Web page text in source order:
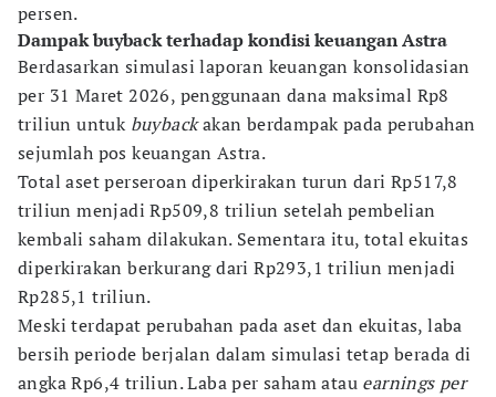
persen.
Dampak buyback terhadap kondisi keuangan Astra
Berdasarkan simulasi laporan keuangan konsolidasian
per 31 Maret 2026, penggunaan dana maksimal Rp8
triliun untuk buybackakan berdampak pada perubahan
sejumlah pos keuangan Astra.
Total aset perseroan diperkirakan turun dari Rp517,8
triliun menjadi Rp509,8 triliun setelah pembelian
kembali saham dilakukan. Sementara itu, total ekuitas
diperkirakan berkurang dari Rp293,1 triliun menjadi
Rp285,1 triliun.
Meski terdapat perubahan pada aset dan ekuitas, laba
bersih periode berjalan dalam simulasi tetap berada di
angka Rp6,4 triliun. Laba per saham atau earnings per